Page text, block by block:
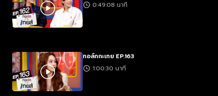
0:49:08 นาที
ทอล์กกะเทย EP.163
1:00:30 นาที